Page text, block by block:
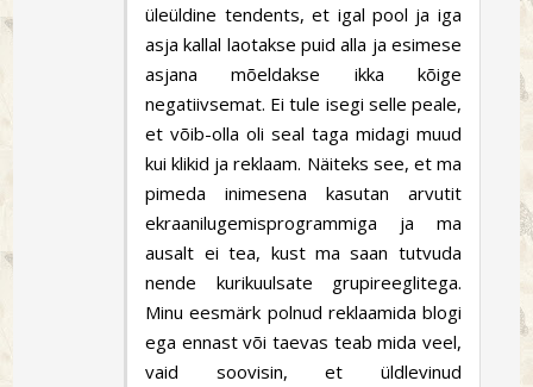
üleüldine tendents, et igal pool ja iga
asja kallal laotakse puid alla ja esimese
asjana mõeldakse ikka kõige
negatiivsemat. Ei tule isegi selle peale,
et võib-olla oli seal taga midagi muud
kui klikid ja reklaam. Näiteks see, et ma
pimeda inimesena kasutan arvutit
ekraanilugemisprogrammiga ja ma
ausalt ei tea, kust ma saan tutvuda
nende kurikuulsate grupireeglitega.
Minu eesmärk polnud reklaamida blogi
ega ennast või taevas teab mida veel,
vaid soovisin, et üldlevinud